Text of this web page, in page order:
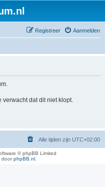
Aanmelden
Registreer
verwacht dat dit niet klopt.
Alle tijden zijn UTC+02:00
© phpBB Limited
doorphpBB.nl